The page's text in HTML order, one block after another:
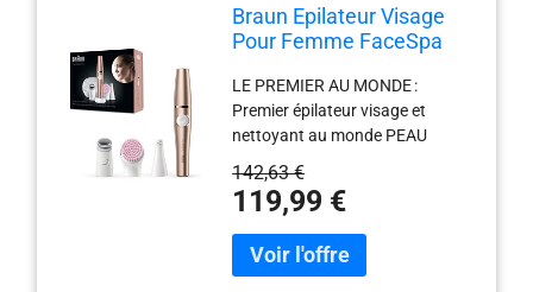
Braun Epilateur Visage
Pour Femme FaceSpa
LE PREMIER AU MONDE :
Premier épilateur visage et
nettoyant au monde PEAU
ÉCLATANTE : La combinaison
des différents accessoires vous
aide à obtenir une peau radieuse
et lumineuse SOINS DU VISAGE
COMPLETS : Stimulez votre peau
142,63 €
119,99 €